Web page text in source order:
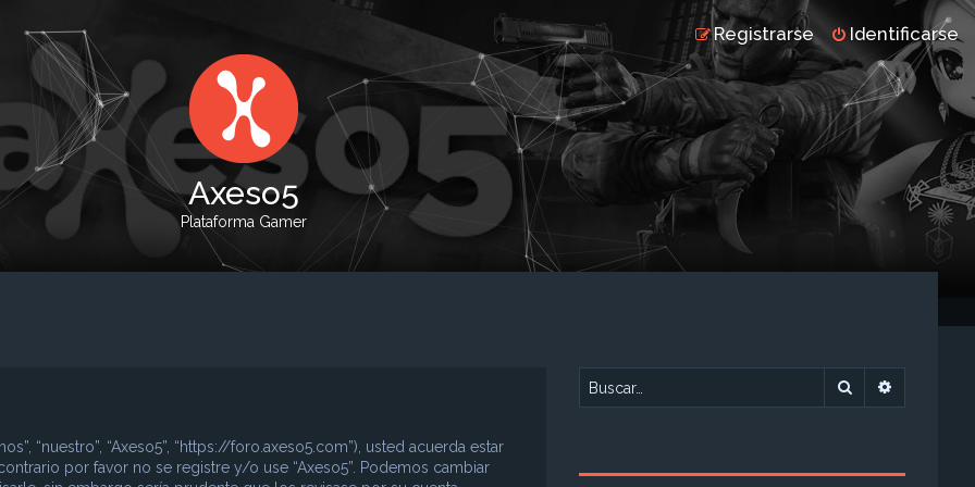
Identificarse
Registrarse
Axeso5
Plataforma Gamer
“nuestro”, “Axeso5”, “https://foro.axeso5.com”), usted acuerda estar
por favor no se registre y/o use “Axeso5”. Podemos cambiar
Buscar